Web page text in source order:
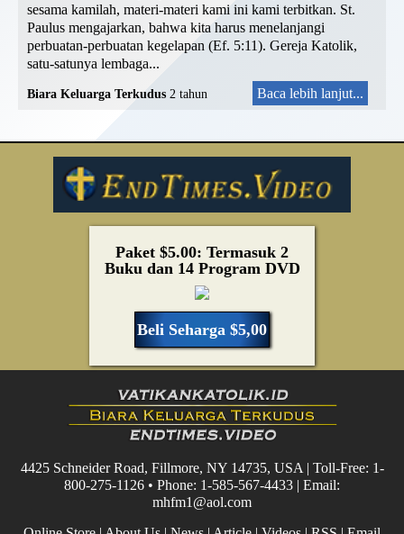
sesama kamilah, materi-materi kami ini kami terbitkan. St.
Paulus mengajarkan, bahwa kita harus menelanjangi
perbuatan-perbuatan kegelapan (Ef. 5:11). Gereja Katolik,
satu-satunya lembaga...
Biara Keluarga Terkudus 2 tahun Baca lebih lanjut...
Paket $5.00: Termasuk 2
Buku dan 14 Program DVD
Beli Seharga $5,00
4425 Schneider Road, Fillmore, NY 14735, USA | Toll-Free: 1-
800-275-1126 • Phone: 1-585-567-4433 | Email:
mhfm1@aol.com